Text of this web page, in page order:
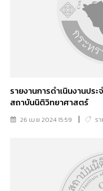
รายงานการดำเนินงานปร
สถาบันนิติวิทยาศาสตร์
26 เม.ย 2024 15:59 ร